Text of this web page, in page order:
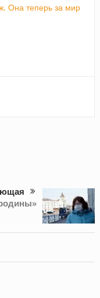
Она теперь за мир